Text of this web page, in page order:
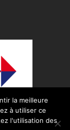
la meilleure
à utiliser ce
l'utilisation des